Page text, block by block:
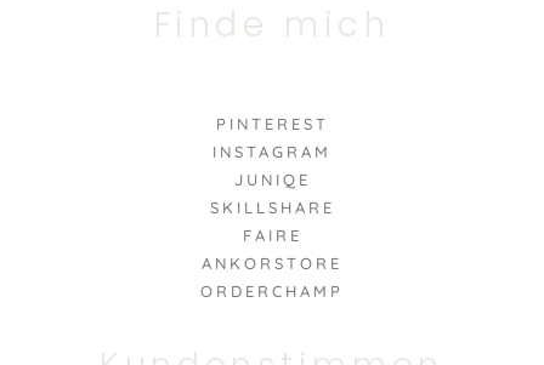
Finde mich
PINTEREST
INSTAGRAM
JUNIQE
SKILLSHARE
FAIRE
ANKORSTORE
ORDERCHAMP